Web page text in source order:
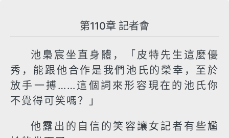
第110章 記者會
池梟宸坐直身體，「皮特先生這麼優
秀，能跟他合作是我們池氏的榮幸，至於
放手一搏……這個詞來形容現在的池氏你
不覺得可笑嗎？」
他露出的自信的笑容讓女記者有些尷